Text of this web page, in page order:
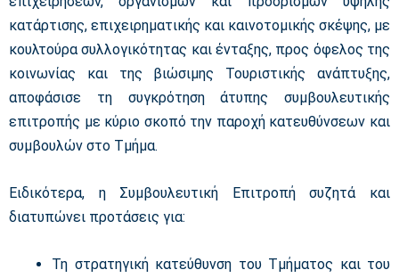
κατάρτισης, επιχειρηματικής και καινοτομικής σκέψης, με
κουλτούρα συλλογικότητας και ένταξης, προς όφελος της
κοινωνίας και της βιώσιμης Τουριστικής ανάπτυξης,
αποφάσισε τη συγκρότηση άτυπης συμβουλευτικής
επιτροπής με κύριο σκοπό την παροχή κατευθύνσεων και
συμβουλών στο Τμήμα.
Ειδικότερα, η Συμβουλευτική Επιτροπή συζητά και
διατυπώνει προτάσεις για:
Τη στρατηγική κατεύθυνση του Τμήματος και του